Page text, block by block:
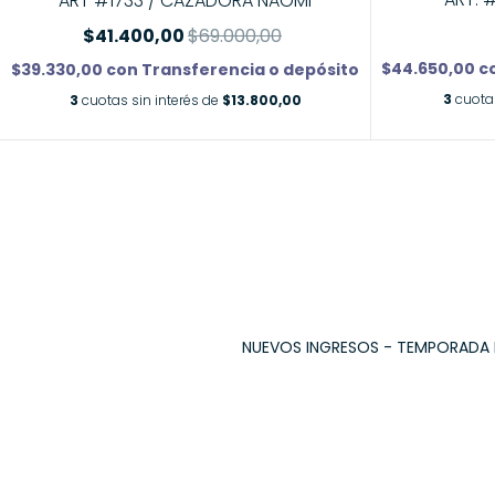
$41.400,00$69.000,00
$39.330,00 con Transferencia o depósito
3 cuotas sin interés de $13.800,00
$44.650,00
3
NUEVOS INGRESOS -